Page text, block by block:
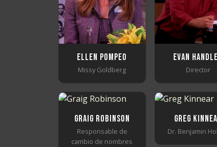
Ellen Pompeo
Missy Goldberg
Evan
Director
Graig Robinson
Responsable de
cambio de nombres
Greg
Dr. Benjamin